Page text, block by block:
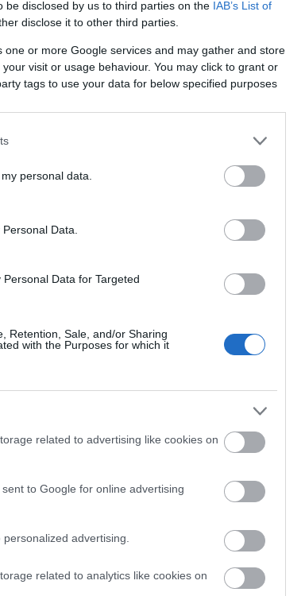
be disclosed by us to third parties on the IAB’s List of
disclose it to other third parties.
one or more Google services and may gather and store
visit or usage behaviour. You may click to grant or
tags to use your data for below specified purposes
personal data.
Data.
Data for Targeted
Retention, Sale, and/or Sharing
with the Purposes for which it
related to advertising like cookies on
to Google for online advertising
advertising.
related to analytics like cookies on
és a McLarent.
autó